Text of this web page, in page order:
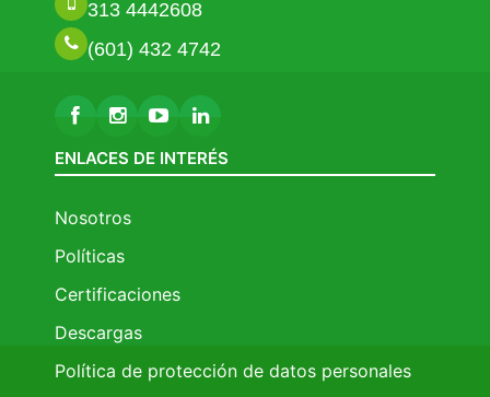
313 4442608
(601) 432 4742
ENLACES DE INTERÉS
Nosotros
Políticas
Certificaciones
Descargas
Política de protección de datos personales